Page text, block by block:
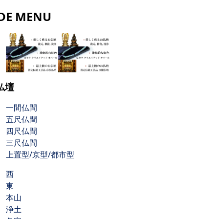
MENU
壇
一間仏間
五尺仏間
四尺仏間
三尺仏間
上置型/京型/都市型
西
東
本山
浄土